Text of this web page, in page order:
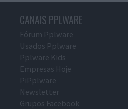
CANAIS PPLWARE
Fórum Pplware
Usados Pplware
Pplware Kids
Empresas Hoje
PiPplware
Newsletter
Grupos Facebook